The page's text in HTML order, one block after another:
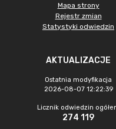
Mapa strony
Rejestr zmian
Statystyki odwiedzin
AKTUALIZACJE
Ostatnia modyfikacja
2026-08-07 12:22:39
Licznik odwiedzin
274 119